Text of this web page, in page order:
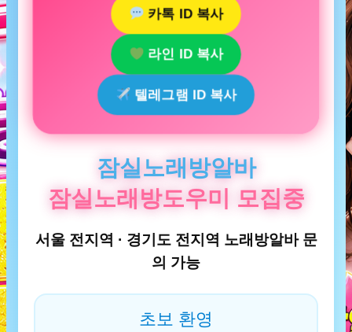
카톡 ID 복사
라인 ID 복사
텔레그램 ID 복사
잠실노래방알바
잠실노래방도우미 모집중
서울 전지역 · 경기도 전지역 노래방알바 문
의 가능
초보 환영